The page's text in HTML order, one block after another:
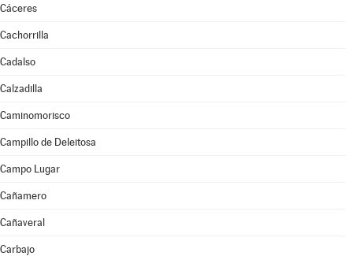
Cáceres
Cachorrilla
Cadalso
Calzadilla
Caminomorisco
Campillo de Deleitosa
Campo Lugar
Cañamero
Cañaveral
Carbajo